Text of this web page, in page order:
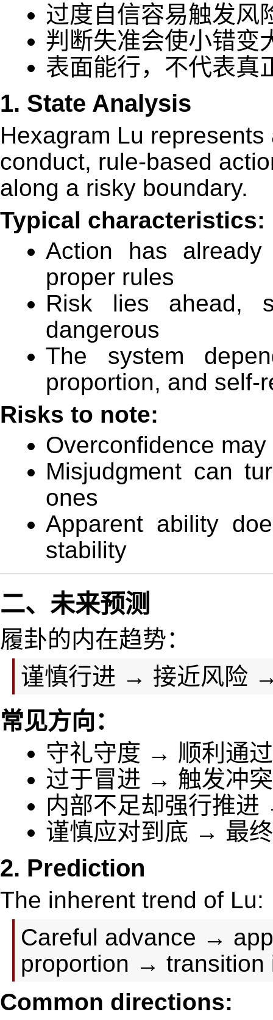
过度自信容易触发风
判断失准会使小错变
表面能行，不代表真
1. State Analysis
Hexagram Lu
conduct, rule-based
along a risky boundary.
Typical characteristics:
Action has
proper rules
Risk lies ahead,
dangerous
The system
proportion, and self-
Risks to note:
Overconfidence
Misjudgment can
ones
Apparent ability
stability
二、未来预测
履卦的内在趋势：
谨慎行进 → 接近风险
常见方向：
守礼守度 → 顺利通
过于冒进 → 触发冲
内部不足却强行推
谨慎应对到底 → 最
2. Prediction
The inherent trend of Lu:
Careful advance →
proportion → transition
Common directions: